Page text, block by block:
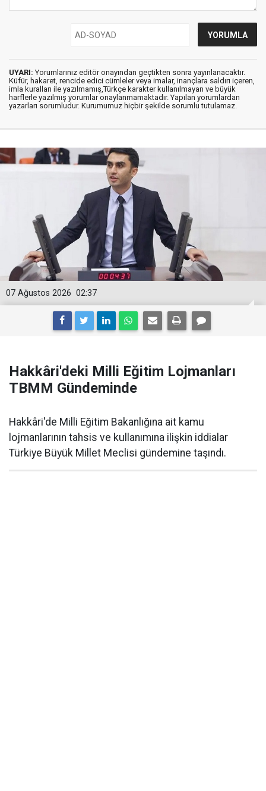
UYARI: Yorumlarınız editör onayından geçtikten sonra yayınlanacaktır.
Küfür, hakaret, rencide edici cümleler veya imalar, inançlara saldırı içeren,
imla kuralları ile yazılmamış,Türkçe karakter kullanılmayan ve büyük
harflerle yazılmış yorumlar onaylanmamaktadır. Yapılan yorumlardan
yazarları sorumludur. Kurumumuz hiçbir şekilde sorumlu tutulamaz.
02:37
07 Ağustos 2026
Hakkâri'deki Milli Eğitim Lojmanları
TBMM Gündeminde
Hakkâri'de Milli Eğitim Bakanlığına ait kamu
lojmanlarının tahsis ve kullanımına ilişkin iddialar
Türkiye Büyük Millet Meclisi gündemine taşındı.